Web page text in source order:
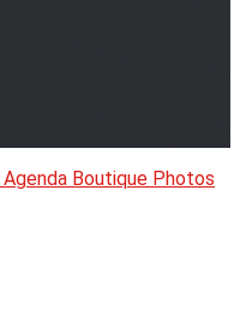
Agenda Boutique Photos